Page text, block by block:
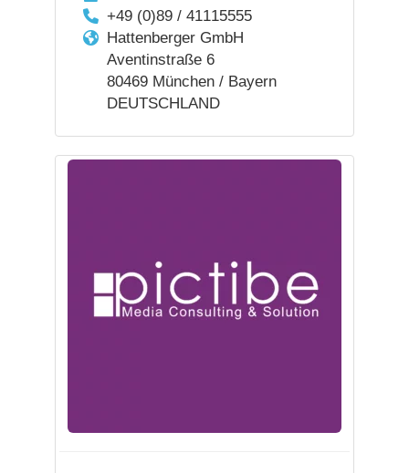
+49 (0)89 / 41115555
Hattenberger GmbH
Aventinstraße 6
80469 München / Bayern
DEUTSCHLAND